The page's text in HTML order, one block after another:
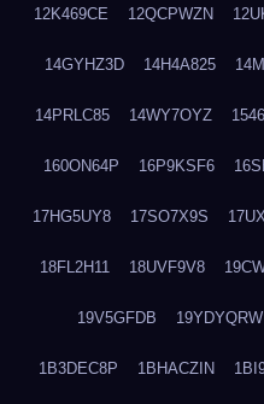
12K469CE 12QCPWZN
14GYHZ3D 14H4A825
14PRLC85 14WY7OYZ
160ON64P 16P9KSF6
17HG5UY8 17SO7X9S
18FL2H11 18UVF9V8
19V5GFDB 19YDYQRW
1B3DEC8P 1BHACZIN